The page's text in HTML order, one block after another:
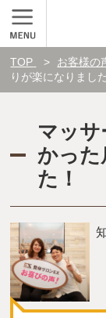
TOP お客様の
りが楽になりまし
マッ
かった
た！